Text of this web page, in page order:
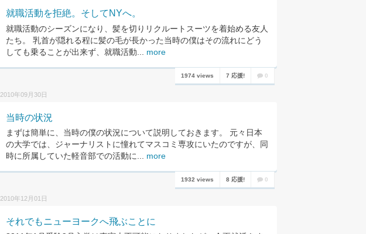
就職活動を拒絶。そしてNYへ。
就職活動のシーズンになり、髪を切りリクルートスーツを着始める友人
たち。 乳首が隠れる程に髪の毛が長かった当時の僕はその流れにどう
しても乗ることが出来ず、就職活動... more
1974 views 7 応援! 0
当時の状況
まずは簡単に、当時の僕の状況について説明しておきます。 元々日本
の大学では、ジャーナリストに憧れてマスコミ専攻にいたのですが、同
時に所属していた軽音部での活動に... more
2010年09月30日
1932 views 8 応援! 0
それでもニューヨークへ飛ぶことに
2010年12月01日